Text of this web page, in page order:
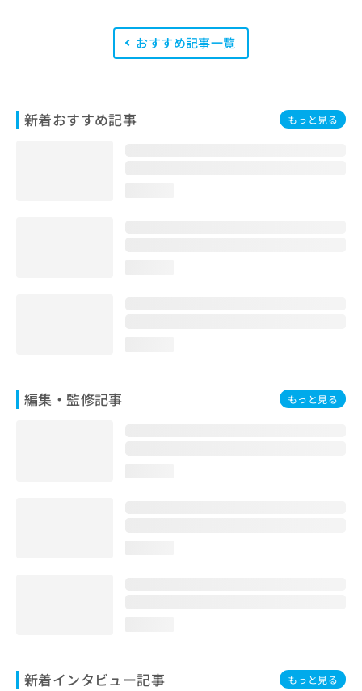
います。
おすすめ記事一覧
新着おすすめ記事 もっと見る
編集・監修記事 もっと見る
新着インタビュー記事 もっと見る